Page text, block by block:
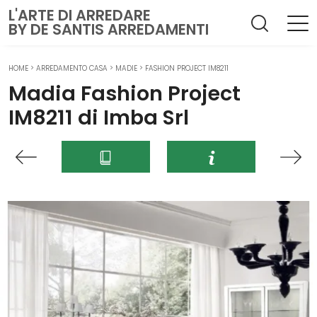
L'ARTE DI ARREDARE
BY DE SANTIS ARREDAMENTI
HOME > ARREDAMENTO CASA > MADIE > FASHION PROJECT IM8211
Madia Fashion Project
IM8211 di Imba Srl